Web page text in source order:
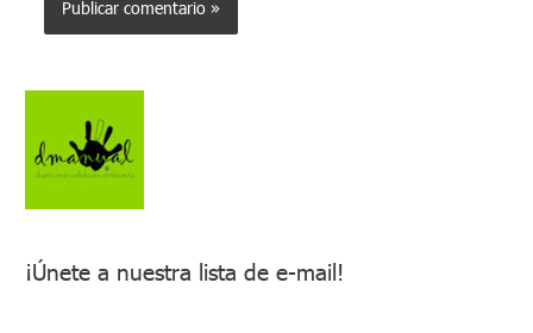
¡Únete a nuestra lista de e-mail!